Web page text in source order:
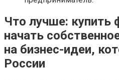
Что лучше: купить
начать
на бизнес-идеи,
России